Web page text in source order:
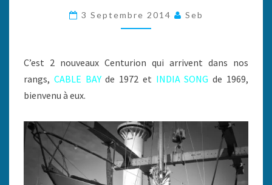
3 Septembre 2014 Seb
C’est 2 nouveaux Centurion qui arrivent dans nos
rangs, CABLE BAYde 1972 et INDIA SONG de 1969,
bienvenu à eux.